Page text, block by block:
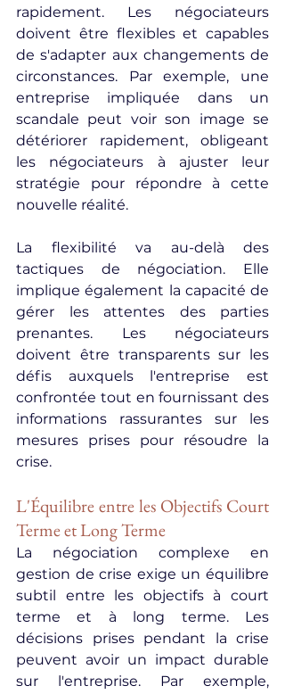
rapidement. Les négociateurs
doivent être flexibles et capables
de s'adapter aux changements de
circonstances. Par exemple, une
entreprise impliquée dans un
scandale peut voir son image se
détériorer rapidement, obligeant
les négociateurs à ajuster leur
stratégie pour répondre à cette
nouvelle réalité.
La flexibilité va au-delà des
tactiques de négociation. Elle
implique également la capacité de
gérer les attentes des parties
prenantes. Les négociateurs
doivent être transparents sur les
défis auxquels l'entreprise est
confrontée tout en fournissant des
informations rassurantes sur les
mesures prises pour résoudre la
crise.
L'Équilibre entre les Objectifs Court
Terme et Long Terme
La négociation complexe en
gestion de crise exige un équilibre
subtil entre les objectifs à court
terme et à long terme. Les
décisions prises pendant la crise
peuvent avoir un impact durable
sur l'entreprise. Par exemple,